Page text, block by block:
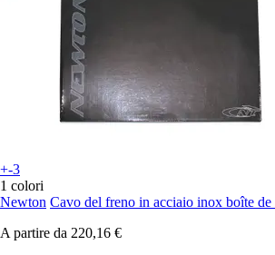
+-3
1 colori
Newton Cavo del freno in acciaio inox boîte de
A partire da 220,16 €